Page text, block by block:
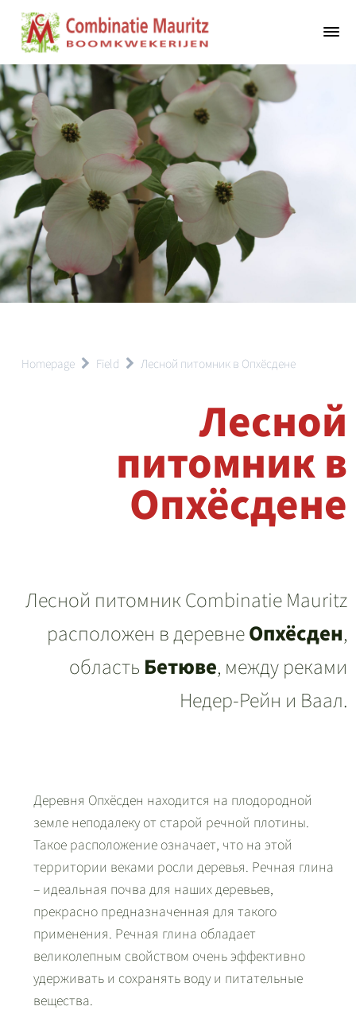
Homepage Field Лесной питомник в Опхёсдене
Лесной
питомник в
Опхёсдене
Лесной питомник Combinatie Mauritz
расположен в деревнеОпхёсден,
область Бетюве, между реками
Недер-Рейн и Ваал.
Деревня Опхёсден находится на плодородной
земле неподалеку от старой речной плотины.
Такое расположение означает, что на этой
территории веками росли деревья. Речная глина
– идеальная почва для наших деревьев,
прекрасно предназначенная для такого
применения. Речная глина обладает
великолепным свойством очень эффективно
удерживать и сохранять воду и питательные
вещества.